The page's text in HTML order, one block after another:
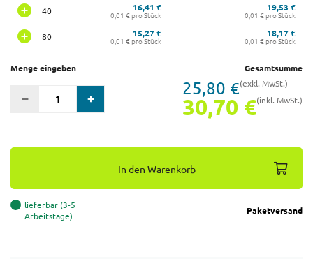
40 16,41 €
0,01 € pro Stück
19,53 €
0,01 € pro Stück
80 15,27 €
0,01 € pro Stück
18,17 €
0,01 € pro Stück
Menge eingeben Gesamtsumme
25,80 €(exkl. MwSt.)
30,70 €(inkl. MwSt.)
In den Warenkorb
lieferbar (3-5
Arbeitstage)
Paketversand